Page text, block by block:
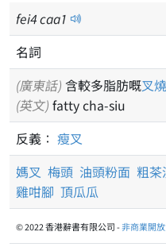
fei4caa1
名詞
(廣東話) 含較多脂肪嘅叉燒
(英文) fatty cha-siu
反義： 瘦叉
媽叉 梅頭 油頭粉面 粗茶
雞咁腳 頂瓜瓜
© 2022 香港辭書有限公司 -非商業開